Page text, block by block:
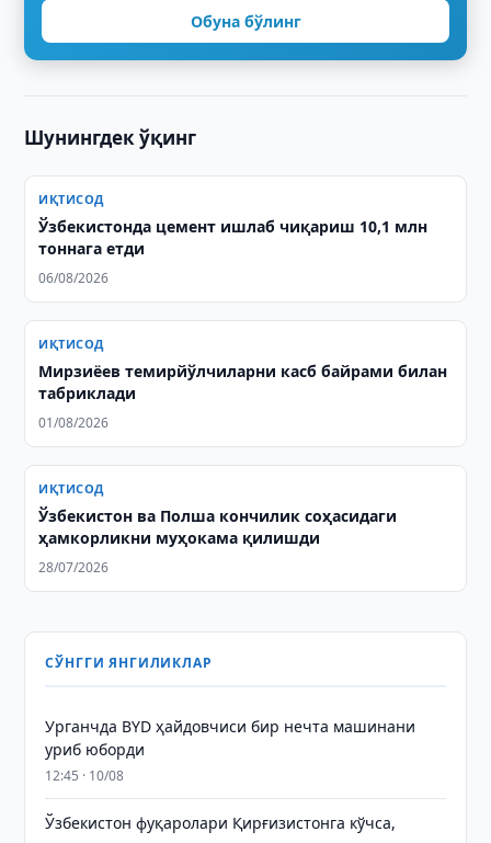
Обуна бўлинг
Шунингдек ўқинг
ИҚТИСОД
Ўзбекистонда цемент ишлаб чиқариш 10,1 млн
тоннага етди
06/08/2026
ИҚТИСОД
Мирзиёев темирйўлчиларни касб байрами билан
табриклади
01/08/2026
ИҚТИСОД
Ўзбекистон ва Полша кончилик соҳасидаги
ҳамкорликни муҳокама қилишди
28/07/2026
СЎНГГИ ЯНГИЛИКЛАР
Урганчда BYD ҳайдовчиси бир нечта машинани
уриб юборди
12:45 · 10/08
Ўзбекистон фуқаролари Қирғизистонга кўчса,